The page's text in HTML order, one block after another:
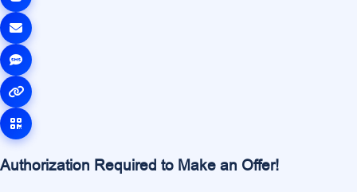
Authorization Required to Make an Offer!